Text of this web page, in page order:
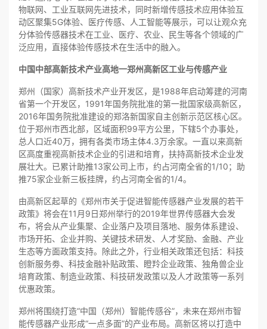
物联网、工业互联网先进技术，同时新增传感技术应用体验互
动区聚集5G体验、医疗传感、人工智能等展示，可以让观众充
分体验传感器技术在工业、医疗、农业、民生等各个领域的广
泛应用，直接体验传感技术在生活中的融入。
中国中部高新技术产业高地一郑州高新区工业与传感产业
郑州（国家）高新技术产业开发区，是1988年启动筹建的河南
省第一个开发区，1991年国务院批准的第一批国家级高新区，
2016年国务院批准建设的郑洛新国家自主创新示范区核心区。
位于郑州市西北部，区域面积99平方公里，下辖5个办事处，
总人口近40万，拥有各类市场主体4.3万余家。一直以来高新
区高度重视高新技术企业的引进和培育，扶持高新技术企业发
展壮大。已累计助推13家公司上市，约占河南全省的1/10；助
推75家企业新三板挂牌，约占河南全省的1/4。
由高新区起草的《郑州市关于促进智能传感器产业发展的若干
政策》将会在11月9日郑州举行的2019年世界传感器大会发
布，将会从产业集聚、企业落户及项目落地、服务体系建设、
市场开拓、企业并购、关键技术研发、人才奖励、金融、产业
生态等方面政策支持。除此之外，行业相关政策还包括：科技
创新服务劵、科技金融补贴政策、瞪羚企业政策、独角兽企业
培育政策、制造业政策、科技研发政策以及人才政策等一系列
优惠政策。
郑州将围绕打造“中国（郑州）智能传感谷”，未来在郑州市智
能传感器产业形成“一点多面”的产业布局。高新区将以打造中